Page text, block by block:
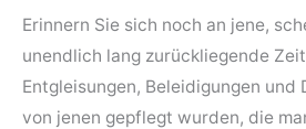
Erinnern Sie sich noch an jene,
unendlich lang zurückliegende
Entgleisungen, Beleidigungen und
von jenen gepflegt wurden, die